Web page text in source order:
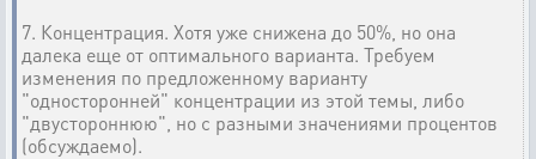
7. Концентрация. Хотя уже снижена до 50%, но она
далека еще от оптимального варианта. Требуем
изменения по предложенному варианту
"односторонней" концентрации из этой темы, либо
"двустороннюю", но с разными значениями процентов
(обсуждаемо).